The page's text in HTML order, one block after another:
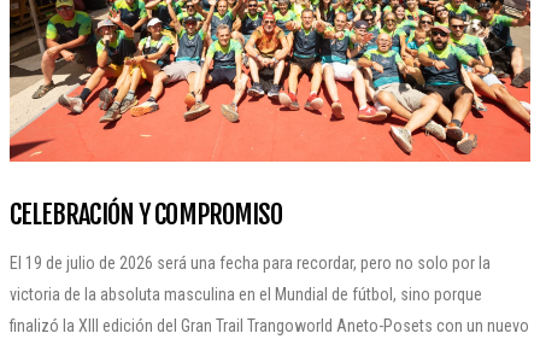
CELEBRACIÓN Y COMPROMISO
El 19 de julio de 2026 será una fecha para recordar, pero no solo por la
victoria de la absoluta masculina en el Mundial de fútbol, sino porque
finalizó la XIII edición del Gran Trail Trangoworld Aneto-Posets con un nuevo